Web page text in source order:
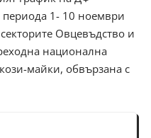
периода 1- 10 ноември
Овцевъдство и
национална
майки, обвързана с